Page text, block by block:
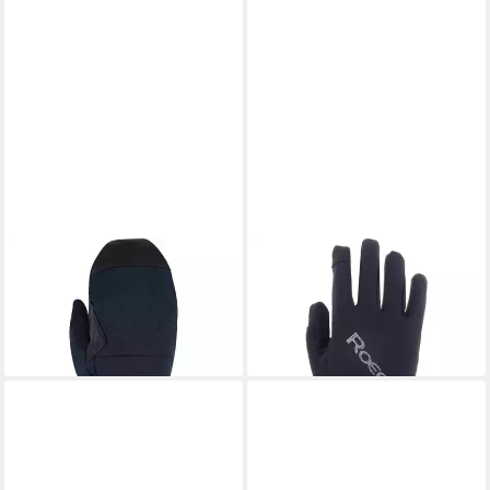
ROECKL SPORTS
Skihandschuhe
ab 74,75 €
in 3-4 Werktagen bei dir
ROECKL SPORTS
Skihandschuhe
22,55 €
in 3-4 Werktagen bei dir